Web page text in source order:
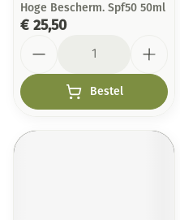
Hoge Bescherm. Spf50 50ml
€ 25,50
Bestel